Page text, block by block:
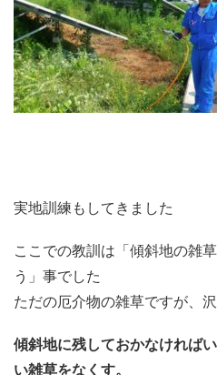
実地訓練もしてきました
ここでの教訓は「傾斜地の雑
う」事でした
ただの厄介物の雑草ですが、
傾斜地に残しておかなければ
い雑草をなくす。